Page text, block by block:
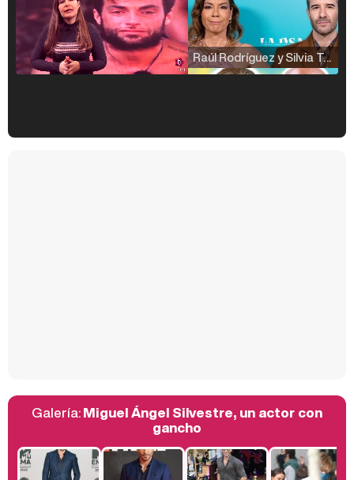
Raúl Rodríguez y Silvia Taulés nos cuentan su papel en 'La familia de la tele'
Galería:Miguel Ángel Silvestre, un actor con
gancho